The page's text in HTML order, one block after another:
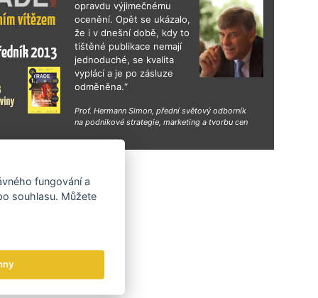
Days v Mexiku nebo exportní konference
Design pro business 2026 zaměřená na
budování značek na zahraničních trzích.
opravdu výjimečnému
ocenění. Opět se ukázalo,
že i v dnešní době, kdy to
tištěné publikace nemají
jednoduché, se kvalita
vyplácí a je po zásluze
odměněna.“
Prof. Hermann Simon, přední světový odborník
na podnikové strategie, marketing a tvorbu cen
fungování a
souhlasu. Můžete